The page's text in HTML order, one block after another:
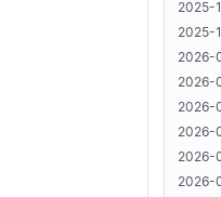
2025-
2025-
2026-
2026-
2026-
2026-
2026-
2026-